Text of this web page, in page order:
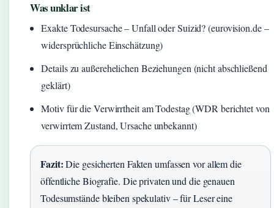
Was unklar ist
Exakte Todesursache – Unfall oder Suizid? (eurovision.de –
widersprüchliche Einschätzung)
Details zu außerehelichen Beziehungen (nicht abschließend
geklärt)
Motiv für die Verwirrtheit am Todestag (WDR berichtet von
verwirrtem Zustand, Ursache unbekannt)
Fazit:Die gesicherten Fakten umfassen vor allem die
öffentliche Biografie. Die privaten und die genauen
Todesumstände bleiben spekulativ – für Leser eine